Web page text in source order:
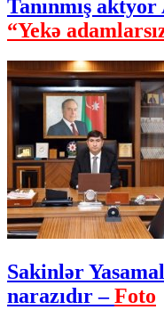
Tanınmış
“Yekə
Sakinlər
narazıdır –Foto